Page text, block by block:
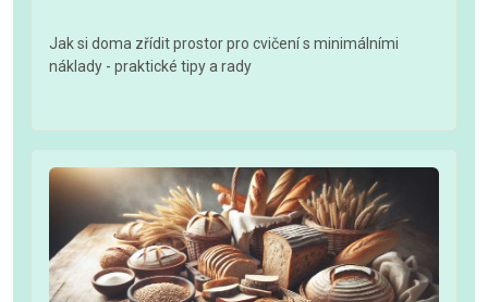
Jak si doma zřídit prostor pro cvičení s minimálními
náklady - praktické tipy a rady